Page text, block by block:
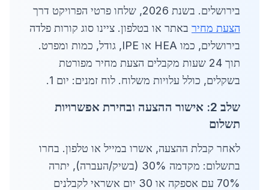
בירושלים. בשנת 2026, שלחו פרטי הפרויקט דרך
הצעת מחיר באתר או בטלפון. ציינו סוג קורות פלדה
בירושלים, כמו HEA או IPE, גודל, כמות ומפרט.
תוך 24 שעות מקבלים הצעת מחיר מפורטת
בשקלים, כולל עלויות משלוח. לוח זמנים: יום 1.
שלב 2: אישור ההצעה ובחירת אפשרויות
תשלום
לאחר קבלת ההצעה, אשרו במייל או טלפון. בחרו
בתשלום: מקדמה 30% (בשיק/העברה), יתרה
70% עם אספקה או 30 יום אשראי לקבלנים